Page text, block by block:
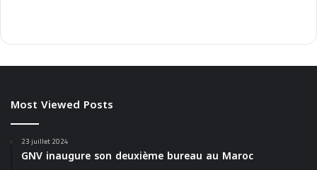
Most Viewed Posts
23 juillet 2024
GNV inaugure son deuxième bureau au Maroc